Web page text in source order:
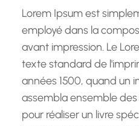
Lorem Ipsum est
employé dans la
avant impression. Le
texte standard de
années 1500, quand un
assembla ensemble
pour réaliser un livre